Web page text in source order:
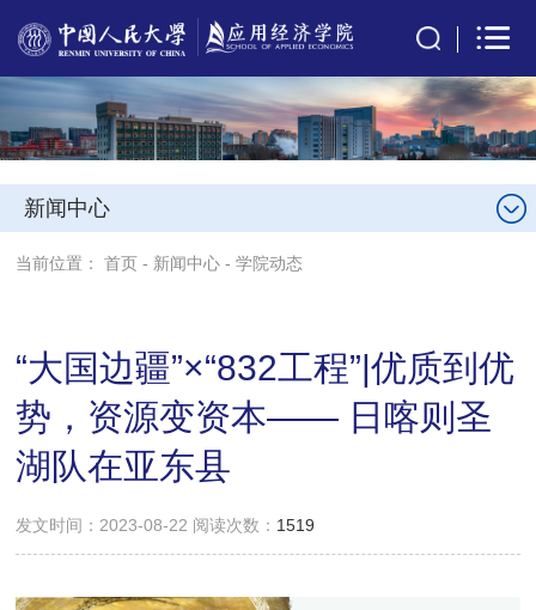
新闻中心
当前位置：首页 - 新闻中心 -学院动态
“大国边疆”×“832工程”|优质到优
势，资源变资本—— 日喀则圣
湖队在亚东县
发文时间：2023-08-22 阅读次数： 1519